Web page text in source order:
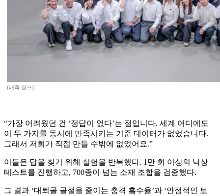
(매직 실즈)
“가장 어려웠던 건 ‘정답이 없다’는 점입니다. 세계 어디에도
이 두 가지를 동시에 만족시키는 기준 데이터가 없었습니다.
그래서 저희가 직접 만들 수밖에 없었어요.”
이들은 답을 찾기 위해 실험을 반복했다. 1만 회 이상의 낙상
테스트를 진행하고, 700종이 넘는 소재 조합을 검증했다.
그 결과 ‘대퇴골 골절을 줄이는 충격 흡수율’과 ‘안정적인 보